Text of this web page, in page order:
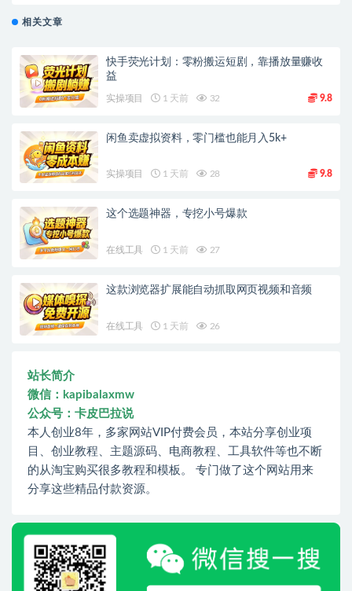
相关文章
快手荧光计划：零粉搬运短剧，靠播放量赚收
益
实操项目 1 天前 32 9.8
闲鱼卖虚拟资料，零门槛也能月入5k+
实操项目 1 天前 28 9.8
这个选题神器，专挖小号爆款
在线工具 1 天前 27
这款浏览器扩展能自动抓取网页视频和音频
在线工具 1 天前 26
站长简介
微信：kapibalaxmw
公众号：卡皮巴拉说
本人创业8年，多家网站VIP付费会员，本站分享创业项
目、创业教程、主题源码、电商教程、工具软件等也不断
的从淘宝购买很多教程和模板。 专门做了这个网站用来
分享这些精品付款资源。